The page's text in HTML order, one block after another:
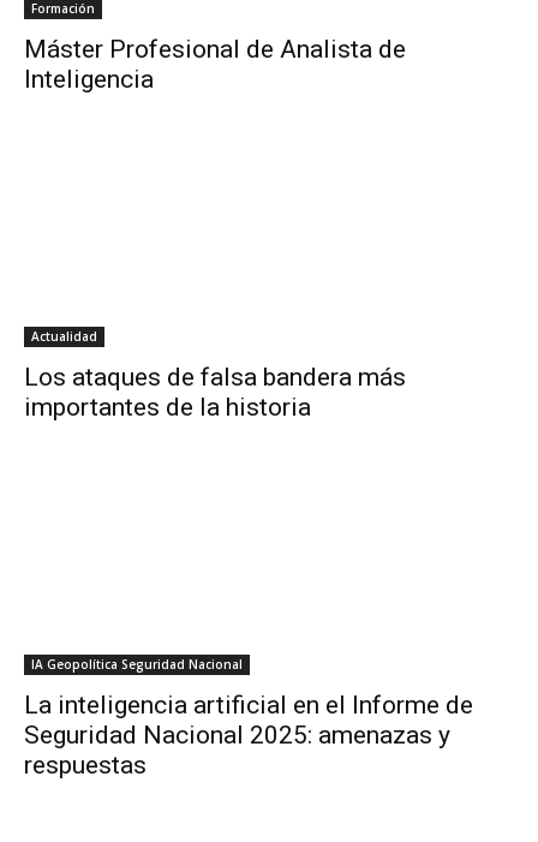
Formación
Máster Profesional de Analista de
Inteligencia
Actualidad
Los ataques de falsa bandera más
importantes de la historia
IA Geopolítica Seguridad Nacional
La inteligencia artificial en el Informe de
Seguridad Nacional 2025: amenazas y
respuestas